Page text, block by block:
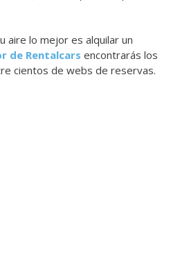
aire lo mejor es alquilar un
de Rentalcars encontrarás los
cientos de webs de reservas.